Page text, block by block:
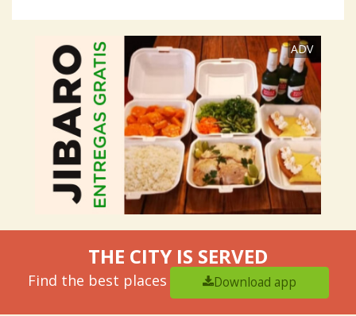
ADV
THE CITY IS SERVED
Find the best places Download app